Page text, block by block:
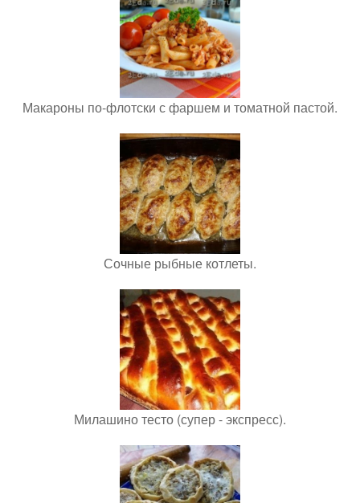
Макароны по-флотски с фаршем и томатной пастой.
Сочные рыбные котлеты.
Милашино тесто (супер - экспресс).